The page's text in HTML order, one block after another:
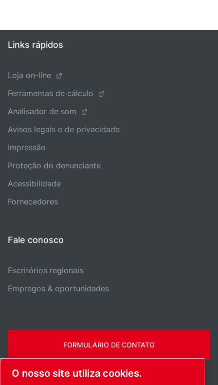
Links rápidos
Loja on-line
Ferramentas de cálculo
Analisador de som
Avisos legais e de privacidade
Impressão
Proteção do denunciante
Acessibilidade
Fornecedores
Fale conosco
Escritórios regionais
Empregos & oportunidades
FORMULÁRIO DE CONTATO
O nosso site utiliza cookies.